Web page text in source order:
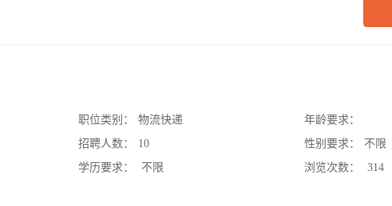
职位类别：
物流快递
招聘人数：
10
学历要求：
不限
年龄要求：
性别要求：
不限
浏览次数：
314